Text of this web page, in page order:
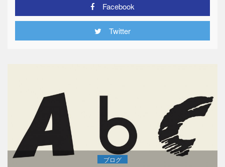
Facebook
Twitter
ブログ